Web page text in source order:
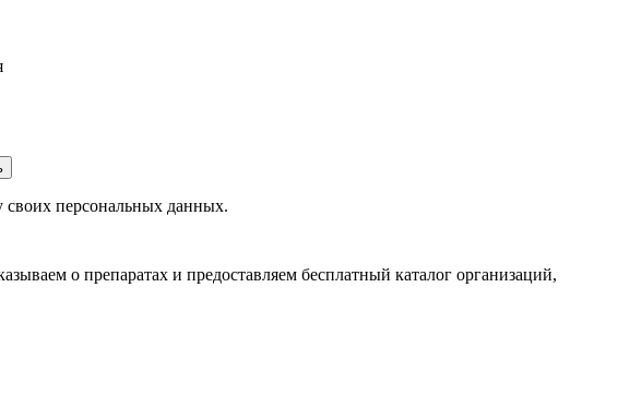
своих персональных данных.
о препаратах и предоставляем бесплатный каталог организаций,